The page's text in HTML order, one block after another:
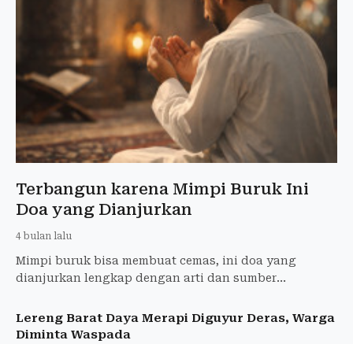
Terbangun karena Mimpi Buruk Ini
Doa yang Dianjurkan
4 bulan lalu
Mimpi buruk bisa membuat cemas, ini doa yang
dianjurkan lengkap dengan arti dan sumber
Lereng Barat Daya Merapi Diguyur Deras, Warga
Diminta Waspada